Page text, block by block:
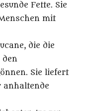
Fette. Sie
mit
die die
den
Sie liefert
anhaltende